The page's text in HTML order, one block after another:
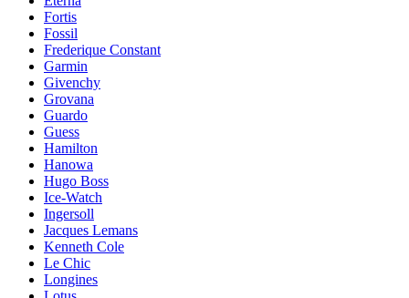
Fortis
Fossil
Frederique Constant
Garmin
Givenchy
Grovana
Guardo
Guess
Hamilton
Hanowa
Hugo Boss
Ice-Watch
Ingersoll
Jacques Lemans
Kenneth Cole
Le Chic
Longines